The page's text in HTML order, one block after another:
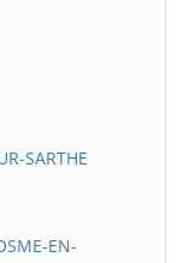
SARTHE
EN-